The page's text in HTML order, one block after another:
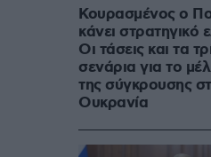
Κουρασμένος ο
κάνει στρατηγικό
Οι τάσεις και τα
σενάρια για το
της σύγκρουσης
Ουκρανία